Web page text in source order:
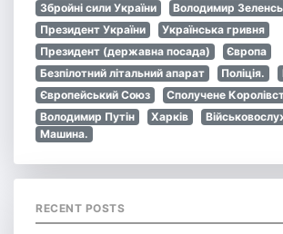
Збройні сили України
Володимир
Президент України
Українська гривня
Президент (державна посада)
Європа
Безпілотний літальний апарат
Поліція.
Європейський Союз
Сполучене
Володимир Путін
Харків
Машина.
RECENT POSTS